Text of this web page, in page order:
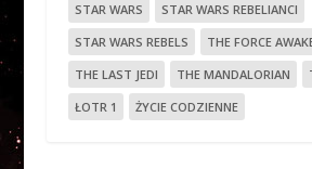
STAR WARS
STAR WARS REBELIANCI
STAR WARS REBELS
THE FORCE
THE LAST JEDI
THE MANDALORIAN
ŁOTR 1
ŻYCIE CODZIENNE